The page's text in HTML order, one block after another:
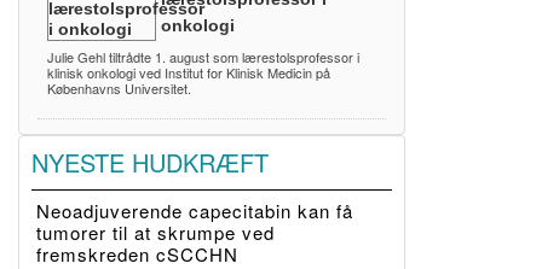
onkologi
Julie Gehl tiltrådte 1. august som lærestolsprofessor i
klinisk onkologi ved Institut for Klinisk Medicin på
Københavns Universitet.
NYESTE HUDKRÆFT
Neoadjuverende capecitabin kan få
tumorer til at skrumpe ved
fremskreden cSCCHN